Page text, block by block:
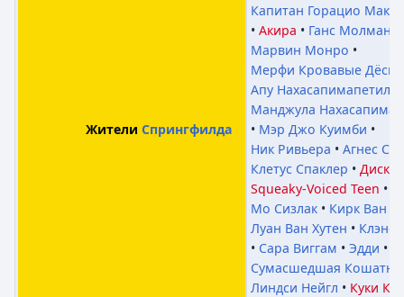
Жители Спрингфилда
Капитан Горацио
Акира
Ганс Молман
Марвин Монро
Мерфи Кровавые
Апу
Манджула
Мэр Джо Куимби
Ник Ривьера
Агнес
Клетус Спаклер
Диско
Squeaky-Voiced Teen
Мо Сизлак
Кирк Ван
Луан Ван Хутен
Сара Виггам
Эдди
Сумасшедшая
Линдси Нейгл
Куки